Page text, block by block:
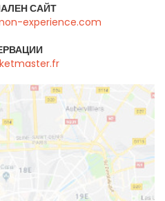
САЙТ
experience.com